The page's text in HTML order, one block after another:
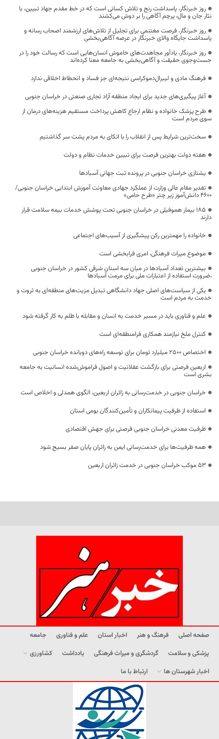
روز خبرنگار، پاسداشت رنج و تلاش کسانی است که در خط مقدم جهاد تبیین، با
نثار جان و مال، پرچم آگاهی را بر دوش می‌کشند
روز خبرنگار، فرصت مغتنمی برای تجلیل از تلاش‌های ارزشمند اصحاب رسانه و
پاسداشت جایگاه والای خبرنگار در عرصه آگاهی‌بخشی
روز خبرنگار، یادآور مجاهدت‌های خاموش انسان‌هایی است که رسالت خود را در
جست‌وجوی حقیقت و آگاهی‌بخشی به جامعه معنا کرده‌اند
فرهنگ مادی و لیبرال‌دموکراسی نتیجه‌ای جز فساد و انحطاط اخلاقی ندارد
آغاز پیگیری‌های جدید برای ایجاد منطقه آزاد تجاری صنعتی در خراسان جنوبی
طرح پزشک خانواده و نظام ارجاع کاهش پرداخت مستقیم هزینه‌های درمان از
سوی مردم است
سخت‌ترین شرایط پس از انقلاب را با اتکای به مردم پشت سر گذاشتیم
هفته دولت بهترین فرصت برای تبیین خدمات نظام و دولت
یشتازی خراسان جنوبی در پرونده ثبت جهانی آسبادها
تقدیر مقام عالی وزارت از عملکرد جهادی معاونت آموزش ابتدایی خراسان جنوبی/
۴۶۰۰ دانش‌آموز زیر چتر «طرح حامی»
۱۸۵ بیمار هموفیلی در خراسان جنوبی تحت پوشش خدمات بیمه سلامت قرار
دارند
خانواده را مهمترین رکن پیشگیری از آسیب‌های اجتماعی
موضوع میراث فرهنگی، امری فرابخشی است
بیشترین تعداد آسبادها در میان سه استان شرقی کشور در خراسان جنوبی
،ضرورت استفاده از اعتبارات ملی برای مرمت آسبادها
یکی از سیاست‌های اصلی جهاد دانشگاهی تبدیل مزیت‌های منطقه‌ای به ثروت و
خدمت به مردم است
علم و فناوری باید در مسیر خدمت به انسان و مقابله با ظلم به کار گرفته شود
کنترل ملخ نیازمند همکاری فرامنطقه‌ای است
اختصاص 2500 میلیارد تومان برای توسعه راه‌های دوبانده خراسان جنوبی
اربعین فرصتی برای بازگشت عقلانیت و اصول فراموش‌شده انسانیت به جامعه
بشری است
خراسان جنوبی در خدمت‌رسانی به زائران اربعین، الگوی همدلی و اخلاص است
استفاده از ظرفیت پیمانکاران و تأمین‌کنندگان بومی استان
ظرفیت معدنی خراسان جنوبی فرصتی برای جهش اقتصادی
همه ظرفیت‌ها برای خدمت‌رسانی ایمن به زائران پایان صفر بسیج شود
53 موکب خراسان جنوبی در خدمت زائران اربعین
صفحه اصلی فرهنگ و هنر اخبار استان علم و فناوری
جامعه
پزشکی و سلامت
گردشگری و میراث فرهنگی یادداشت
کشاورزی
اخبار شهرستان ها
ارتباط با ما